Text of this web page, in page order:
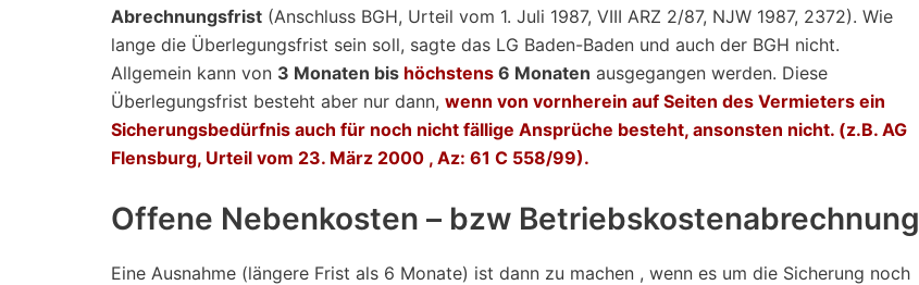
Abrechnungsfrist (Anschluss BGH, Urteil vom 1. Juli 1987, VIII ARZ 2/87, NJW 1987, 2372). Wie
lange die Überlegungsfrist sein soll, sagte das LG Baden-Baden und auch der BGH nicht.
Allgemein kann von 3 Monaten bis höchstens 6 Monaten ausgegangen werden. Diese
Überlegungsfrist besteht aber nur dann, wenn von vornherein auf Seiten des Vermieters ein
Sicherungsbedürfnis auch für noch nicht fällige Ansprüche besteht, ansonsten nicht. (z.B. AG
Flensburg, Urteil vom 23. März 2000 , Az: 61 C 558/99).
Offene Nebenkosten – bzw Betriebskostenabrechnung
Eine Ausnahme (längere Frist als 6 Monate) ist dann zu machen , wenn es um die Sicherung noch